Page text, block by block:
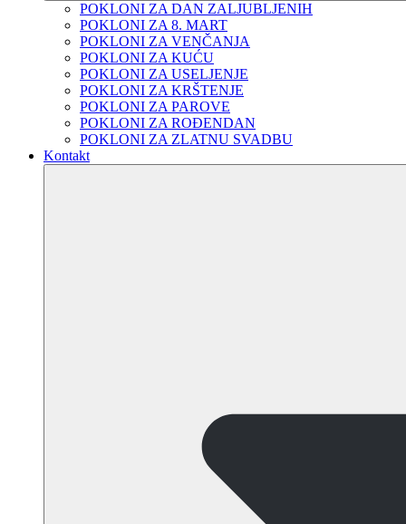
POKLONI ZA DAN ZALJUBLJENIH
POKLONI ZA 8. MART
POKLONI ZA VENČANJA
POKLONI ZA KUĆU
POKLONI ZA USELJENJE
POKLONI ZA KRŠTENJE
POKLONI ZA PAROVE
POKLONI ZA ROĐENDAN
POKLONI ZA ZLATNU SVADBU
Kontakt